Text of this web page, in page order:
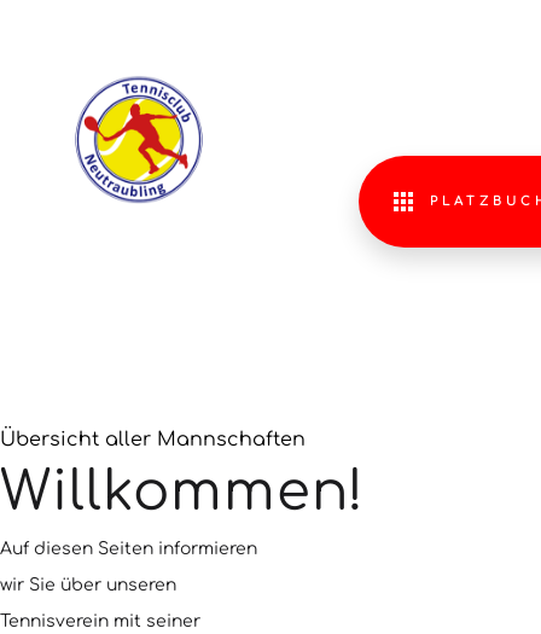
Sommerrunde
Übersicht aller Mannschaften
Willkommen!
Auf diesen Seiten informieren
wir Sie über unseren
Tennisverein mit seiner